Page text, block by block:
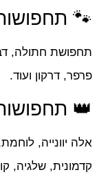
🐾
תחפושת חתולה,
פרפר, דרקון ועוד.
👑
קדמונית, שלגיה,